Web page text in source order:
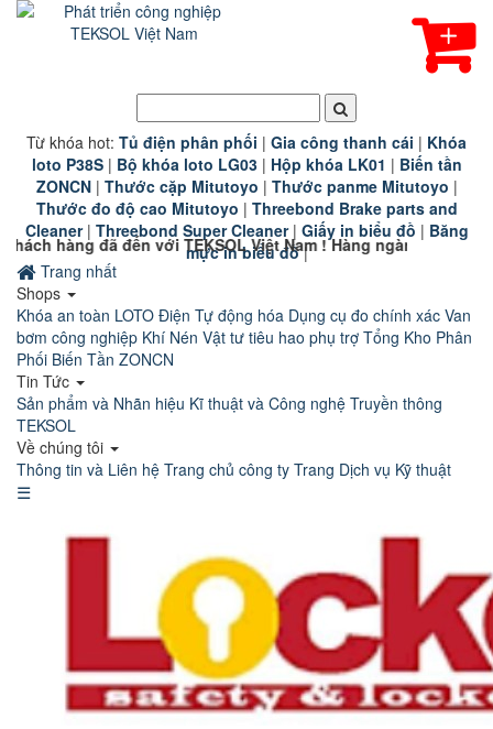
Từ khóa hot: Tủ điện phân phối | Gia công thanh cái | Khóa
loto P38S| Bộ khóa loto LG03| Hộp khóa LK01 | Biến tần
ZONCN| Thước cặp Mitutoyo | Thước panme Mitutoyo |
Thước đo độ cao Mitutoyo | Threebond Brake parts and
Cleaner| Threebond Super Cleaner| Giấy in biểu đồ | Băng
mực in biểu đồ |
đã đến với TEKSOL Việt Nam ! Hàng ngàn sản phẩm công
Trang nhất
Shops
Khóa an toàn LOTO Điện Tự động hóa Dụng cụ đo chính xác Van
bơm công nghiệp Khí Nén Vật tư tiêu hao phụ trợ Tổng Kho Phân
Phối Biến Tần ZONCN
Tin Tức
Sản phẩm và Nhãn hiệu Kĩ thuật và Công nghệ Truyền thông
TEKSOL
Về chúng tôi
Thông tin và Liên hệ Trang chủ công ty Trang Dịch vụ Kỹ thuật
☰